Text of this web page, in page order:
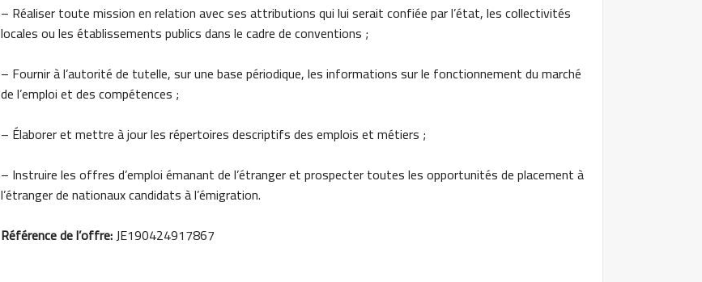
– Réaliser toute mission en relation avec ses attributions qui lui serait confiée par l’état, les collectivités
locales ou les établissements publics dans le cadre de conventions ;
– Fournir à l’autorité de tutelle, sur une base périodique, les informations sur le fonctionnement du marché
de l’emploi et des compétences ;
– Élaborer et mettre à jour les répertoires descriptifs des emplois et métiers ;
– Instruire les offres d’emploi émanant de l’étranger et prospecter toutes les opportunités de placement à
l’étranger de nationaux candidats à l’émigration.
Référence de l’offre:JE190424917867